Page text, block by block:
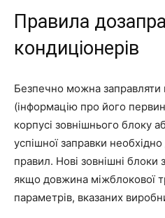
Правила
кондиціонерів
Безпечно можна заправляти
(інформацію про його
корпусі зовнішнього блоку
успішної заправки
правил. Нові зовнішні блоки
якщо довжина міжблокової
параметрів, вказаних